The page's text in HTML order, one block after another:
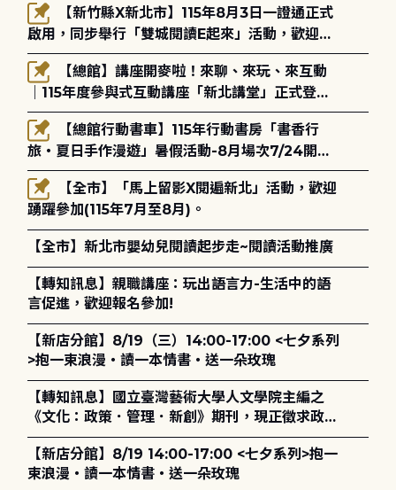
啟用，同步舉行「雙城閱讀E起來」活動，歡迎踴
躍參加(115年8月3日至10月4日)。
｜115年度參與式互動講座「新北講堂」正式登
場！
旅・夏日手作漫遊」暑假活動-8月場次7/24開始
報名
踴躍參加(115年7月至8月)。
【全市】新北市嬰幼兒閱讀起步走~閱讀活動推廣
【轉知訊息】親職講座：玩出語言力-生活中的語
言促進，歡迎報名參加!
【新店分館】8/19（三）14:00-17:00 <七夕系列
>抱一束浪漫・讀一本情書・送一朵玫瑰
【轉知訊息】國立臺灣藝術大學人文學院主編之
《文化：政策．管理．新創》期刊，現正徵求政策
評論、書評及【邁向具回應力的博物館治理：政
策、領導與管理】主題特刊稿件至2027年6月1日
止，歡迎踴躍投稿。
【新店分館】8/19 14:00-17:00 <七夕系列>抱一
束浪漫・讀一本情書・送一朵玫瑰